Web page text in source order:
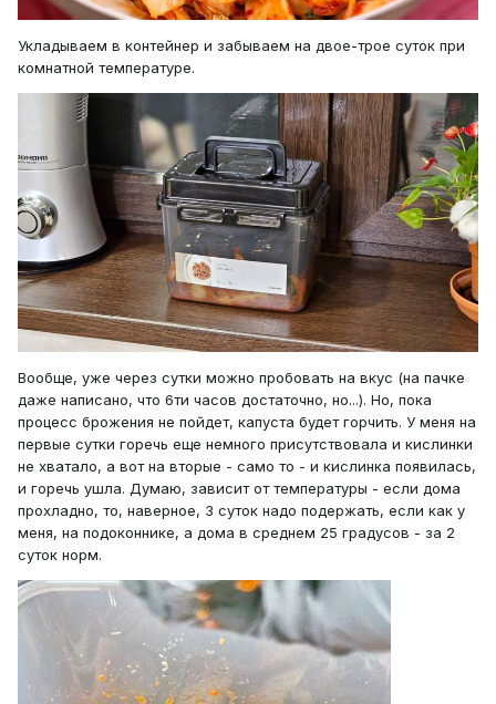
Укладываем в контейнер и забываем на двое-трое суток при
комнатной температуре.
Вообще, уже через сутки можно пробовать на вкус (на пачке
даже написано, что 6ти часов достаточно, но...). Но, пока
процесс брожения не пойдет, капуста будет горчить. У меня на
первые сутки горечь еще немного присутствовала и кислинки
не хватало, а вот на вторые - само то - и кислинка появилась,
и горечь ушла. Думаю, зависит от температуры - если дома
прохладно, то, наверное, 3 суток надо подержать, если как у
меня, на подоконнике, а дома в среднем 25 градусов - за 2
суток норм.